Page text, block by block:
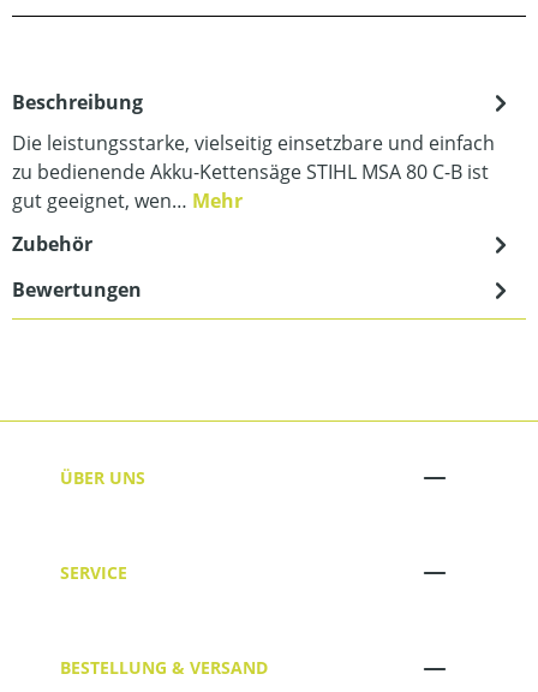
Beschreibung
Die leistungsstarke, vielseitig einsetzbare und einfach
zu bedienende Akku-Kettensäge STIHL MSA 80 C-B ist
gut geeignet, wen… Mehr
Zubehör
Bewertungen
ÜBER UNS
SERVICE
BESTELLUNG & VERSAND